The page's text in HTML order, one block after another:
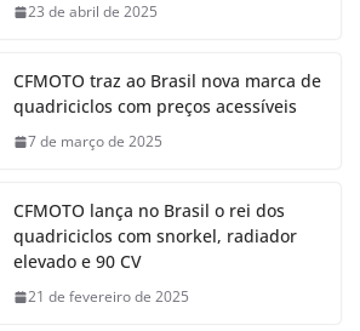
23 de abril de 2025
CFMOTO traz ao Brasil nova marca de
quadriciclos com preços acessíveis
7 de março de 2025
CFMOTO lança no Brasil o rei dos
quadriciclos com snorkel, radiador
elevado e 90 CV
21 de fevereiro de 2025